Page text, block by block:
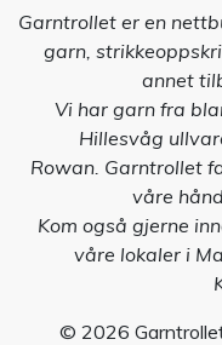
Garntrollet er en
garn,
annet
Vi har garn fra
Hillesvåg
Rowan. Garntrollet
våre
Kom også gjerne
våre lokaler i
© 2026